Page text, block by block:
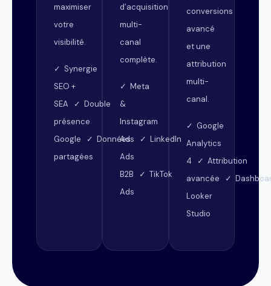
maximiser
votre
visibilité.
✓ Synergie
SEO +
SEA ✓ Double
présence
Google ✓ Données
partagées
d’acquisition
multi-
canal
complète.
✓ Meta
&
Instagram
Ads ✓ LinkedIn
Ads
B2B ✓ TikTok
Ads
conversions
avancé
et une
attribution
multi-
canal.
✓ Google
Analytics
4 ✓ Attribution
avancée ✓
Looker
Studio